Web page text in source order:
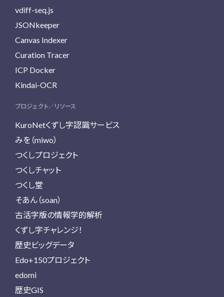
vdiff-seq.js
JSONkeeper
Canvas Indexer
Curation Tracer
ICP Docker
Kindai-OCR
プロジェクト／リソース
KuroNetくずし字認識サービス
みを（miwo）
つくしプロジェクト
つくしチャット
つくし堂
そあん（soan）
古活字版の情報学的解析
くずし字チャレンジ！
歴史ビッグデータ
Edo+150プロジェクト
edomi
歴史GIS